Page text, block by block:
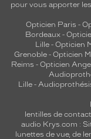
pour vous apporter
Opticien Paris -
Bordeaux-
Lille - Opticien
Grenoble - Opticien
Reims - Opticien
Lille-
lentilles de contact
audio Krys.com :
lunettes de vue, de